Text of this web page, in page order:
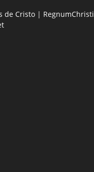
de Cristo | RegnumChristi